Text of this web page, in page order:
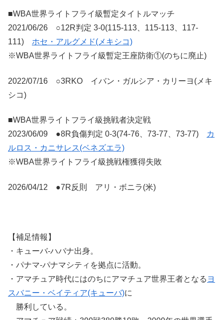
■WBA世界ライトフライ級暫定タイトルマッチ
2021/06/26 ○12R判定 3-0(115-113、115-113、117-
111) ホセ・アルグメド(メキシコ)
※WBA世界ライトフライ級暫定王座防衛①(のちに廃止)
2022/07/16 ○3RKO イバン・ガルシア・カリーヨ(メキ
シコ)
■WBA世界ライトフライ級挑戦者決定戦
2023/06/09 ●8R負傷判定 0-3(74-76、73-77、73-77)
カ
ルロス・カニサレス(ベネズエラ)
※WBA世界ライトフライ級挑戦権獲得失敗
2026/04/12 ●7R反則 アリ・ボニラ(米)
【補足情報】
・キューバ-ハバナ出身。
・パナマ-パナマシティを拠点に活動。
・アマチュア時代にはのちにアマチュア世界王者となる ヨ
スバニー・ベイティア(キューバ)に
勝利している。